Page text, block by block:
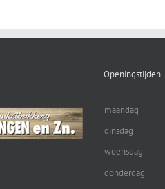
Openingstijden
maandag
dinsdag
woensdag
donderdag